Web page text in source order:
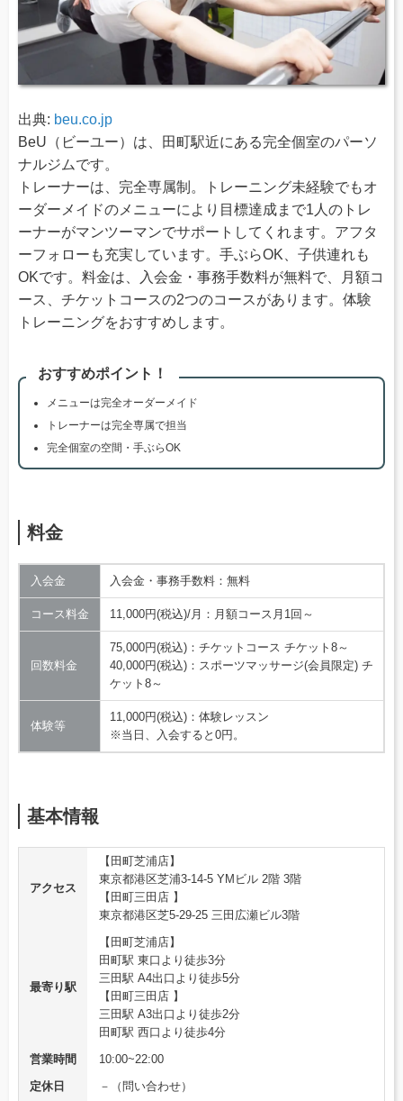
出典: beu.co.jp
BeU（ビーユー）は、田町駅近にある完全個室のパーソ
ナルジムです。
トレーナーは、完全専属制。トレーニング未経験でもオ
ーダーメイドのメニューにより目標達成まで1人のトレ
ーナーがマンツーマンでサポートしてくれます。アフタ
ーフォローも充実しています。手ぶらOK、子供連れも
OKです。料金は、入会金・事務手数料が無料で、月額コ
ース、チケットコースの2つのコースがあります。体験
トレーニングをおすすめします。
おすすめポイント！
メニューは完全オーダーメイド
トレーナーは完全専属で担当
完全個室の空間・手ぶらOK
料金
入会金 入会金・事務手数料：無料
コース料金 11,000円(税込)/月：月額コース月1回～
回数料金
75,000円(税込)：チケットコース チケット8～
40,000円(税込)：スポーツマッサージ(会員限定) チ
ケット8～
体験等
11,000円(税込)：体験レッスン
※当日、入会すると0円。
基本情報
アクセス
【田町芝浦店】
東京都港区芝浦3-14-5 YMビル 2階 3階
【田町三田店 】
東京都港区芝5-29-25 三田広瀬ビル3階
最寄り駅
【田町芝浦店】
田町駅 東口より徒歩3分
三田駅 A4出口より徒歩5分
【田町三田店 】
三田駅 A3出口より徒歩2分
田町駅 西口より徒歩4分
営業時間
10:00~22:00
定休日
－（問い合わせ）